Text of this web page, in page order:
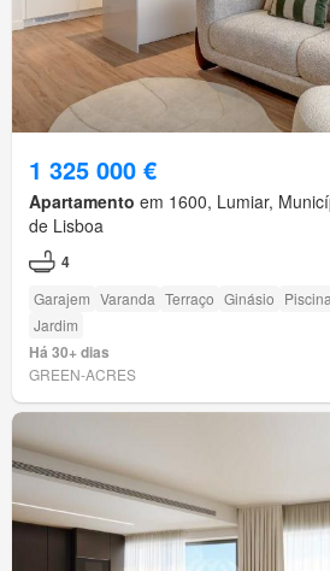
1 325 000 €
Apartamento em 1600, Lumiar,
de Lisboa
4
Garajem Varanda Terraço Ginásio Piscina
Jardim
Há 30+ dias
GREEN-ACRES